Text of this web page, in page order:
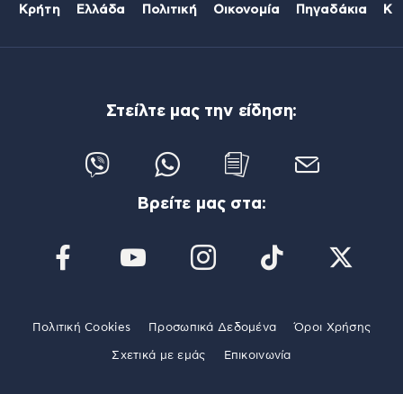
Κρήτη Ελλάδα Πολιτική Οικονομία Πηγαδάκια
Στείλτε μας την είδηση:
Βρείτε μας στα:
Πολιτική Cookies Προσωπικά Δεδομένα Όροι Χρήσης
Σχετικά με εμάς Επικοινωνία